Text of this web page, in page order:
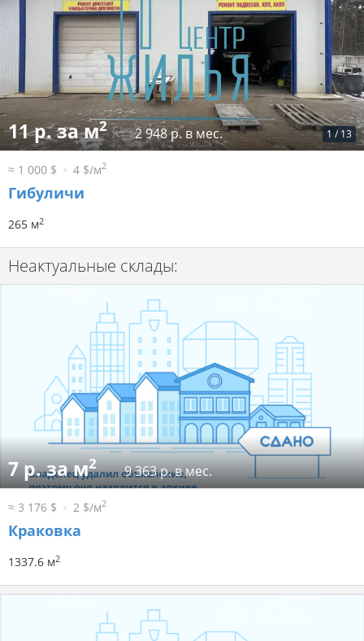
1 / 13
11 р. за м2 2 948 р. в мес.
≈ 1 000 $ 4 $/м2
Гибуличи
265 м2
Неактуальные склады:
7 р. за м2 9 363 р. в мес.
≈ 3 176 $ 2 $/м2
Краковка
1337.6 м2